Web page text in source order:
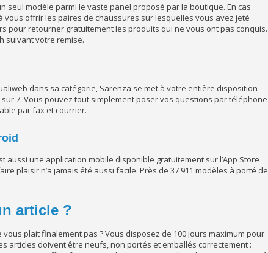
seul modèle parmi le vaste panel proposé par la boutique. En cas
vous offrir les paires de chaussures sur lesquelles vous avez jeté
pour retourner gratuitement les produits qui ne vous ont pas conquis.
suivant votre remise.
dans sa catégorie, Sarenza se met à votre entière disposition
7. Vous pouvez tout simplement poser vos questions par téléphone
par fax et courrier.
aussi une application mobile disponible gratuitement sur l’App Store
plaisir n’a jamais été aussi facile. Près de 37 911 modèles à porté de
article ?
plait finalement pas ? Vous disposez de 100 jours maximum pour
articles doivent être neufs, non portés et emballés correctement :